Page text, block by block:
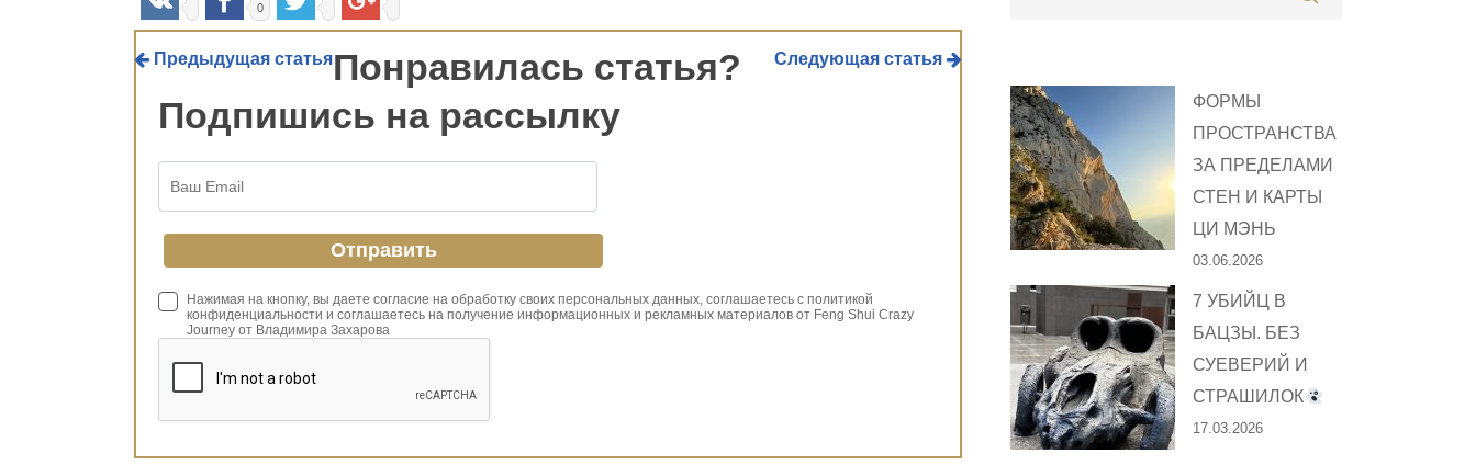
Hit enter to search or ESC to close
0
Предыдущая статья Следующая статья
Понравилась статья?
Подпишись на рассылку
Нажимая на кнопку, вы даете согласие на обработку своих персональных данных, соглашаетесь с политикой
конфиденциальности и соглашаетесь на получение информационных и рекламных материалов от Feng Shui Crazy
Journey от Владимира Захарова
ФОРМЫ
ПРОСТРАНСТВА
ЗА ПРЕДЕЛАМИ
СТЕН И КАРТЫ
ЦИ МЭНЬ
03.06.2026
7 УБИЙЦ В
БАЦЗЫ. БЕЗ
СУЕВЕРИЙ И
СТРАШИЛОК
17.03.2026